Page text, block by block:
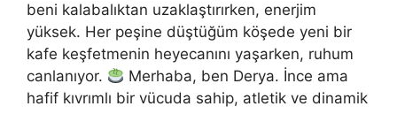
beni kalabalıktan uzaklaştırırken, enerjim
yüksek. Her peşine düştüğüm köşede yeni bir
kafe keşfetmenin heyecanını yaşarken, ruhum
canlanıyor.
Merhaba, ben Derya. İnce ama
hafif kıvrımlı bir vücuda sahip, atletik ve dinamik